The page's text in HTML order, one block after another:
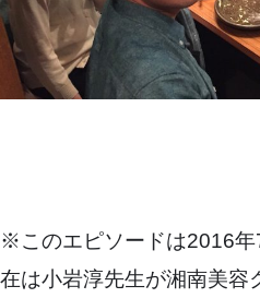
※このエピソードは2016
在は小岩淳先生が湘南美容